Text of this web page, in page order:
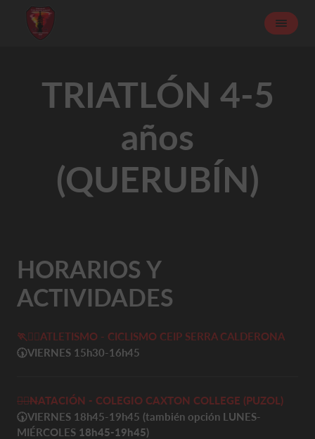
TRIATLÓN 4-5
años
(QUERUBÍN)
HORARIOS Y
ACTIVIDADES
🏃🚴‍♀️ATLETISMO - CICLISMO CEIP SERRA CALDERONA
🕠VIERNES 15h30-16h45
🏊‍♀️NATACIÓN - COLEGIO CAXTON COLLEGE (PUZOL)
🕠VIERNES 18h45-19h45 (también opción LUNES-
MIÉRCOLES 18h45-19h45)